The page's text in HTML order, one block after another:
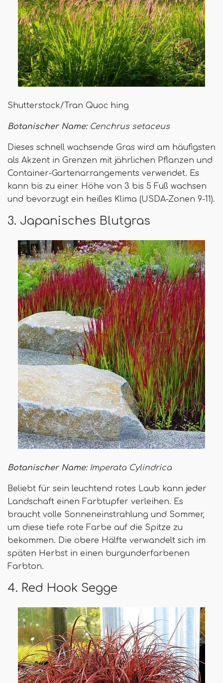
Shutterstock/Tran Quoc hing
Botanischer Name: Cenchrus setaceus
Dieses schnell wachsende Gras wird am häufigsten
als Akzent in Grenzen mit jährlichen Pflanzen und
Container-Gartenarrangements verwendet. Es
kann bis zu einer Höhe von 3 bis 5 Fuß wachsen
und bevorzugt ein heißes Klima (USDA-Zonen 9-11).
3. Japanisches Blutgras
Botanischer Name: Imperata Cylindrica
Beliebt für sein leuchtend rotes Laub kann jeder
Landschaft einen Farbtupfer verleihen. Es
braucht volle Sonneneinstrahlung und Sommer,
um diese tiefe rote Farbe auf die Spitze zu
bekommen. Die obere Hälfte verwandelt sich im
späten Herbst in einen burgunderfarbenen
Farbton.
4. Red Hook Segge